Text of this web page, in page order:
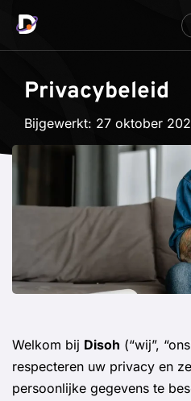
Privacybeleid
Bijgewerkt: 27 oktober
Welkom bij Disoh (“wij”,
respecteren uw privacy en
persoonlijke gegevens te